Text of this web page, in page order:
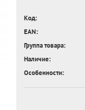
Код:
EAN:
Группа товара:
Наличие:
Особенности: